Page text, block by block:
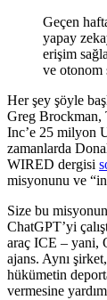
Geçen
yapay
erişim
ve otonom
Her şey şöyle
Greg Brockman,
Inc’e 25 milyon
zamanlarda
WIRED dergisi
misyonunu ve
Size bu
ChatGPT’yi
araç ICE – yani,
ajans. Aynı
hükümetin
vermesine